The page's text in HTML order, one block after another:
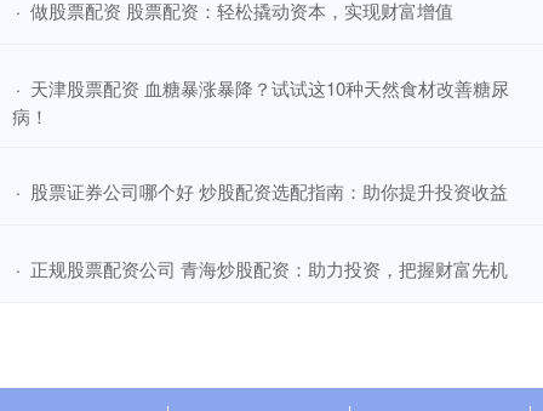
· ​做股票配资 股票配资：轻松撬动资本，实现财富增值
· ​天津股票配资 血糖暴涨暴降？试试这10种天然食材改善糖尿
病！
· ​股票证券公司哪个好 炒股配资选配指南：助你提升投资收益
· ​正规股票配资公司 青海炒股配资：助力投资，把握财富先机